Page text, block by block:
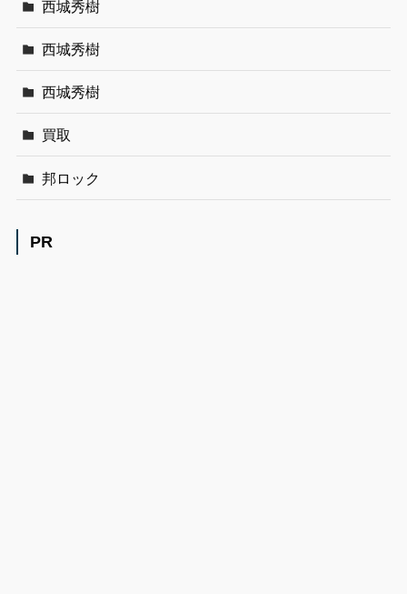
西城秀樹
西城秀樹
西城秀樹
買取
邦ロック
PR